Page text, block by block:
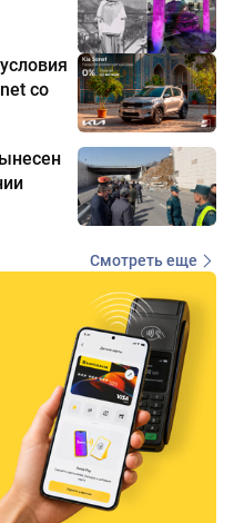
со
Смотреть еще